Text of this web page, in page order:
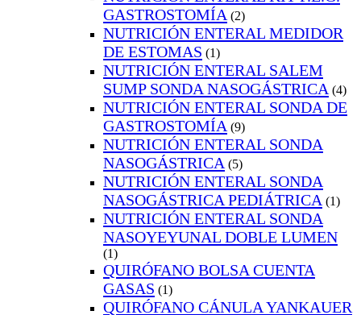
GASTROSTOMÍA (2)
NUTRICIÓN ENTERAL MEDIDOR
DE ESTOMAS (1)
NUTRICIÓN ENTERAL SALEM
SUMP SONDA NASOGÁSTRICA (4)
NUTRICIÓN ENTERAL SONDA DE
GASTROSTOMÍA (9)
NUTRICIÓN ENTERAL SONDA
NASOGÁSTRICA (5)
NUTRICIÓN ENTERAL SONDA
NASOGÁSTRICA PEDIÁTRICA (1)
NUTRICIÓN ENTERAL SONDA
NASOYEYUNAL DOBLE LUMEN
(1)
QUIRÓFANO BOLSA CUENTA
GASAS (1)
QUIRÓFANO CÁNULA YANKAUER